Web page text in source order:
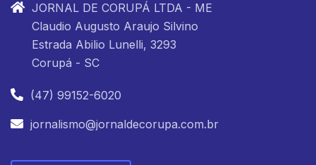
JORNAL DE CORUPÁ LTDA - ME
Claudio Augusto Araujo Silvino
Estrada Abilio Lunelli, 3293
Corupá - SC
(47) 99152-6020
jornalismo@jornaldecorupa.com.br